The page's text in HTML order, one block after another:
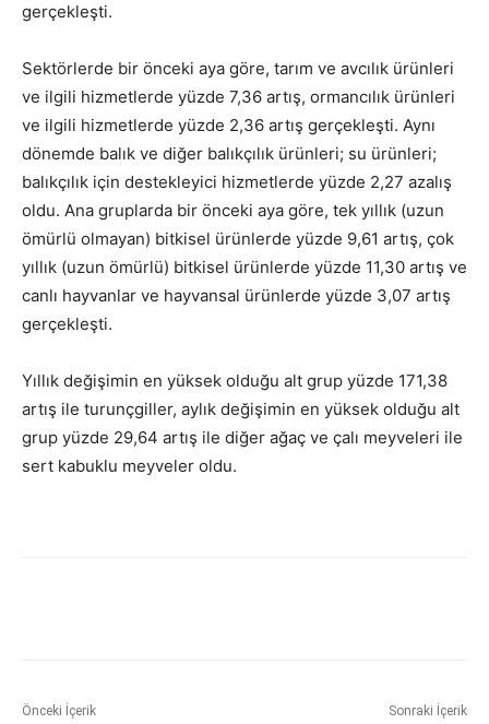
gerçekleşti.
Sektörlerde bir önceki aya göre, tarım ve avcılık ürünleri
ve ilgili hizmetlerde yüzde 7,36 artış, ormancılık ürünleri
ve ilgili hizmetlerde yüzde 2,36 artış gerçekleşti. Aynı
dönemde balık ve diğer balıkçılık ürünleri; su ürünleri;
balıkçılık için destekleyici hizmetlerde yüzde 2,27 azalış
oldu. Ana gruplarda bir önceki aya göre, tek yıllık (uzun
ömürlü olmayan) bitkisel ürünlerde yüzde 9,61 artış, çok
yıllık (uzun ömürlü) bitkisel ürünlerde yüzde 11,30 artış ve
canlı hayvanlar ve hayvansal ürünlerde yüzde 3,07 artış
gerçekleşti.
Yıllık değişimin en yüksek olduğu alt grup yüzde 171,38
artış ile turunçgiller, aylık değişimin en yüksek olduğu alt
grup yüzde 29,64 artış ile diğer ağaç ve çalı meyveleri ile
sert kabuklu meyveler oldu.
Önceki İçerik Sonraki İçerik